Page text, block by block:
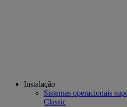
Instalação
Sistemas operacionais
Classic